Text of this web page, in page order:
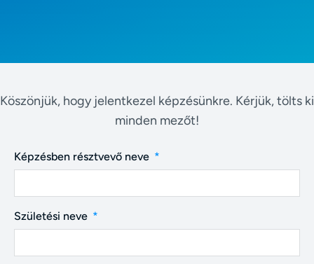
Köszönjük, hogy jelentkezel képzésünkre. Kérjük, tölts ki
minden mezőt!
Képzésben résztvevő neve
Születési neve